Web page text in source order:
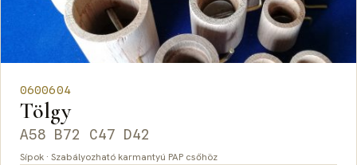
0600604
Tölgy
A58 B72 C47 D42
Sípok · Szabályozható karmantyú PAP csőhöz